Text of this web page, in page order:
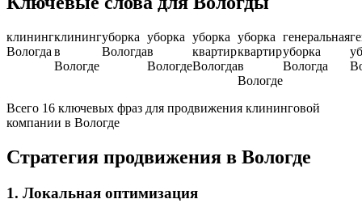
клининг
Вологда
клининг
в
Вологде
уборка
Вологда
уборка
в
Вологде
уборка
квартир
Вологда
уборка
квартир
в
Вологде
генеральная
уборка
Вологда
Всего 16 ключевых фраз для продвижения клининговой
компании в Вологде
Стратегия продвижения в Вологде
1. Локальная оптимизация